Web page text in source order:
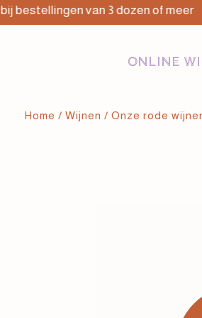
van 3 dozen of meer
ONLINE
Home /Wijnen /Onze rode